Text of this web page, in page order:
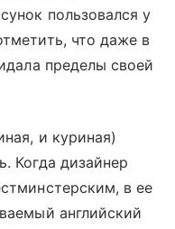
пользовался у
что даже в
пределы своей
и куриная)
Когда дизайнер
в ее
английский